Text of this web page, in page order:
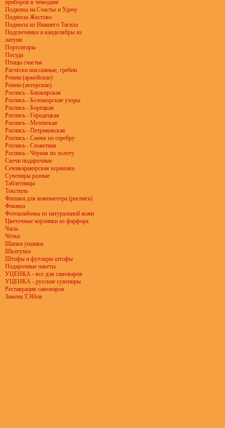
приборов в чемодане
Подковы на Счастье и Удачу
Подносы Жостово
Подносы из Нижнего Тагила
Подсвечники и канделябры из
латуни
Портсигары
Посуда
Птицы счастья
Расчёски массажные, гребни
Ремни (армейские)
Ремни (авторские)
Роспись - Башкирская
Роспись - Беломорские узоры
Роспись - Борецкая
Роспись - Городецкая
Роспись - Мезенская
Роспись - Петриковская
Роспись - Синяя по серебру
Роспись - Сюжетная
Роспись - Чёрная по золоту
Свечи подарочные
Семикаракорская керамика
Сувениры разные
Таблетницы
Текстиль
Флешки для компьютера (роспись)
Фляжки
Фотоальбомы из натуральной кожи
Цветочные корзинки из фарфора
Часы
Чётки
Шапки ушанки
Шкатулки
Штофы и футляры штофы
Подарочные пакеты
УЦЕНКА - все для самоваров
УЦЕНКА - русские сувениры
Реставрация самоваров
Замена ТЭНов